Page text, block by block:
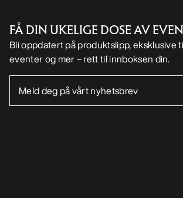
FÅ DIN UKELIGE DOSE AV
Bli oppdatert på produktslipp, eksklusive
eventer og mer – rett til innboksen din.